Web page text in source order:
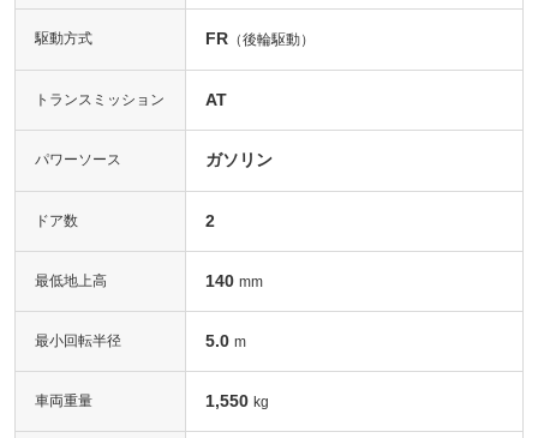
駆動方式 FR （後輪駆動）
トランスミッション AT
パワーソース ガソリン
ドア数 2
最低地上高 140 mm
最小回転半径 5.0 m
車両重量 1,550 kg